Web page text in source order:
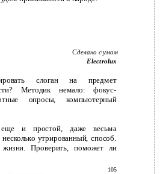
Сделано с умом
Electrolux
слоган на предмет
Методик немало: фокус-
опросы, компьютерный
и простой, даже весьма
утрированный, способ.
жизни. Проверить, поможет ли
105